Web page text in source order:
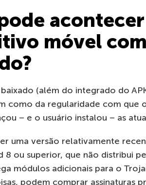
móvel
(além do integrado do
como da regularidade com que
– e o usuário instalou – as
uma versão relativamente
8 ou superior, que não distribui
módulos adicionais para o
podem comprar assinaturas